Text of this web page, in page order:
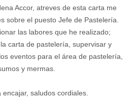
Accor, atreves de esta carta me
sobre el puesto Jefe de Pastelería.
las labores que he realizado;
carta de pastelería, supervisar y
eventos para el área de pastelería,
y mermas.
saludos cordiales.